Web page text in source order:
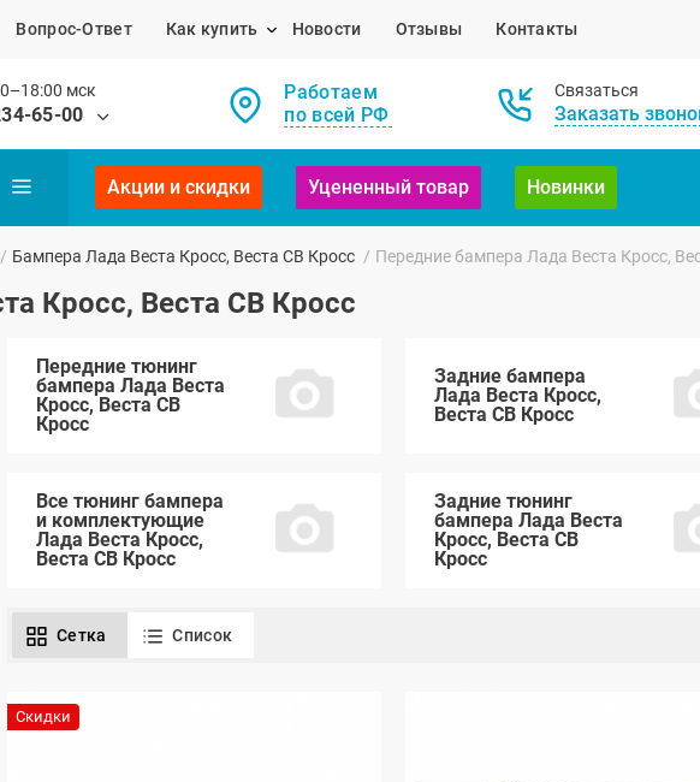
Вопрос-Ответ Как купить Новости Отзывы Контакты
мск
65-00
Работаем
по всей РФ
Связаться
Заказать
Акции и скидки Уцененный товар Новинки
/ Бампера Лада Веста Кросс, Веста СВ Кросс / Передние бампера Лада Веста Кросс,
Кросс, Веста СВ Кросс
Передние тюнинг
бампера Лада Веста
Кросс, Веста СВ
Кросс
Задние бампера
Лада Веста Кросс,
Веста СВ Кросс
Все тюнинг бампера
и комплектующие
Лада Веста Кросс,
Веста СВ Кросс
Задние тюнинг
бампера Лада Веста
Кросс, Веста СВ
Кросс
Сетка Список
Скидки